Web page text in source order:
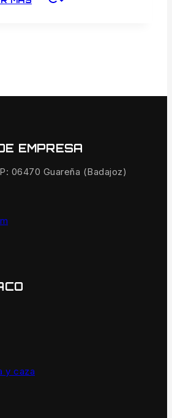
EMPRESA
06470 Guareña (Badajoz)
y caza